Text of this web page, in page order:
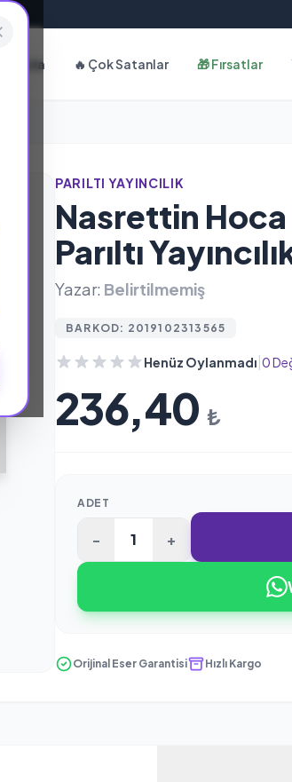
🔥 Çok Satanlar 🎁 Fırsatlar
PARILTI YAYINCILIK
Nasrettin Hoca
Parıltı
Yazar: Belirtilmemiş
BARKOD: 2019102313565
Henüz Oylanmadı 0
236,40 ₺
ADET
- +
Orijinal Eser Garantisi Hızlı Kargo